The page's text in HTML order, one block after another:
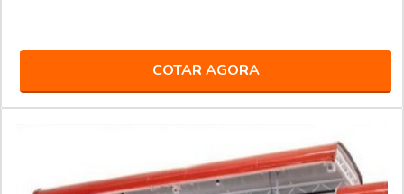
COTAR AGORA